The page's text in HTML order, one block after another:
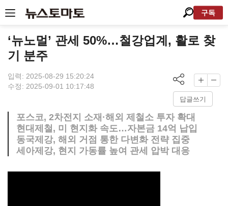
구독
‘뉴노멀’ 관세 50%…철강업계, 활로 찾
기 분주
입력: 2025-08-29 15:20:24
수정: 2025-09-01 10:17:48
답글쓰기
포스코, 2차전지 소재·해외 제철소 투자 확대
현대제철, 미 현지화 속도…자본금 14억 납입
동국제강, 해외 거점 통한 다변화 전략 집중
세아제강, 현지 가동률 높여 관세 압박 대응